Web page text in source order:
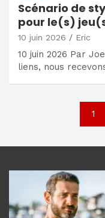
Scénario de
pour le(s)
10 juin 2026 Eric
10 juin 2026 Par
liens, nous
articles
1